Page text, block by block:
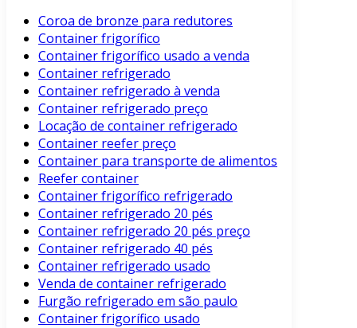
Coroa de bronze para redutores
Container frigorífico
Container frigorífico usado a venda
Container refrigerado
Container refrigerado à venda
Container refrigerado preço
Locação de container refrigerado
Container reefer preço
Container para transporte de alimentos
Reefer container
Container frigorífico refrigerado
Container refrigerado 20 pés
Container refrigerado 20 pés preço
Container refrigerado 40 pés
Container refrigerado usado
Venda de container refrigerado
Furgão refrigerado em são paulo
Container frigorífico usado